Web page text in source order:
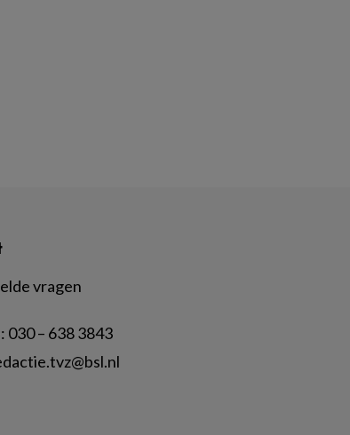
vragen
030 – 638 3843